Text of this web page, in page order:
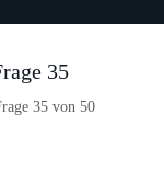
35
35 von 50